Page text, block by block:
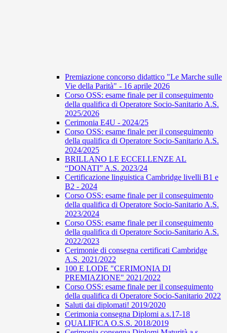
Premiazione concorso didattico "Le Marche sulle
Vie della Parità" - 16 aprile 2026
Corso OSS: esame finale per il conseguimento
della qualifica di Operatore Socio-Sanitario A.S.
2025/2026
Cerimonia E4U - 2024/25
Corso OSS: esame finale per il conseguimento
della qualifica di Operatore Socio-Sanitario A.S.
2024/2025
BRILLANO LE ECCELLENZE AL
“DONATI” A.S. 2023/24
Certificazione linguistica Cambridge livelli B1 e
B2 - 2024
Corso OSS: esame finale per il conseguimento
della qualifica di Operatore Socio-Sanitario A.S.
2023/2024
Corso OSS: esame finale per il conseguimento
della qualifica di Operatore Socio-Sanitario A.S.
2022/2023
Cerimonie di consegna certificati Cambridge
A.S. 2021/2022
100 E LODE "CERIMONIA DI
PREMIAZIONE" 2021/2022
Corso OSS: esame finale per il conseguimento
della qualifica di Operatore Socio-Sanitario 2022
Saluti dai diplomati! 2019/2020
Cerimonia consegna Diplomi a.s.17-18
QUALIFICA O.S.S. 2018/2019